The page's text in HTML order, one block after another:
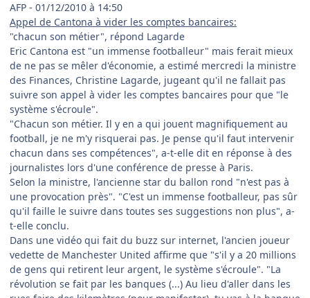
AFP - 01/12/2010 à 14:50
Appel de Cantona à vider les comptes bancaires:
"chacun son métier", répond Lagarde
Eric Cantona est "un immense footballeur" mais ferait mieux
de ne pas se mêler d'économie, a estimé mercredi la ministre
des Finances, Christine Lagarde, jugeant qu'il ne fallait pas
suivre son appel à vider les comptes bancaires pour que "le
système s'écroule".
"Chacun son métier. Il y en a qui jouent magnifiquement au
football, je ne m'y risquerai pas. Je pense qu'il faut intervenir
chacun dans ses compétences", a-t-elle dit en réponse à des
journalistes lors d'une conférence de presse à Paris.
Selon la ministre, l'ancienne star du ballon rond "n'est pas à
une provocation près". "C'est un immense footballeur, pas sûr
qu'il faille le suivre dans toutes ses suggestions non plus", a-
t-elle conclu.
Dans une vidéo qui fait du buzz sur internet, l'ancien joueur
vedette de Manchester United affirme que "s'il y a 20 millions
de gens qui retirent leur argent, le système s'écroule". "La
révolution se fait par les banques (...) Au lieu d'aller dans les